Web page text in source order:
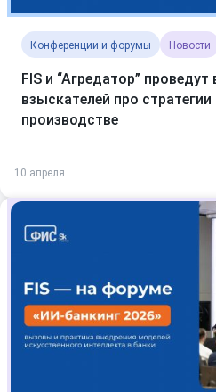
Конференции и форумы Новости
FIS и “Агредатор” проведут
взыскателей про
производстве
10 апреля